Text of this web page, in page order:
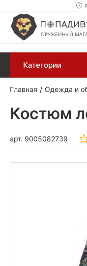
ОРУЖЕЙНЫЙ
Категории
Главная Одежда и
Костюм
арт. 9005082739